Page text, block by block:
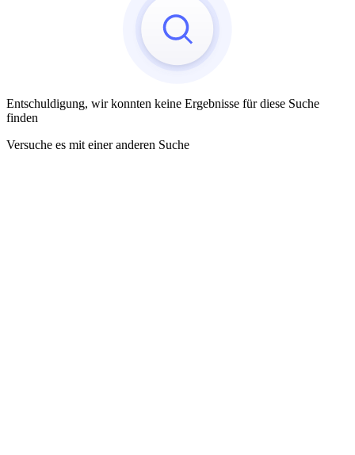
Entschuldigung, wir konnten keine Ergebnisse für diese Suche
finden
Versuche es mit einer anderen Suche